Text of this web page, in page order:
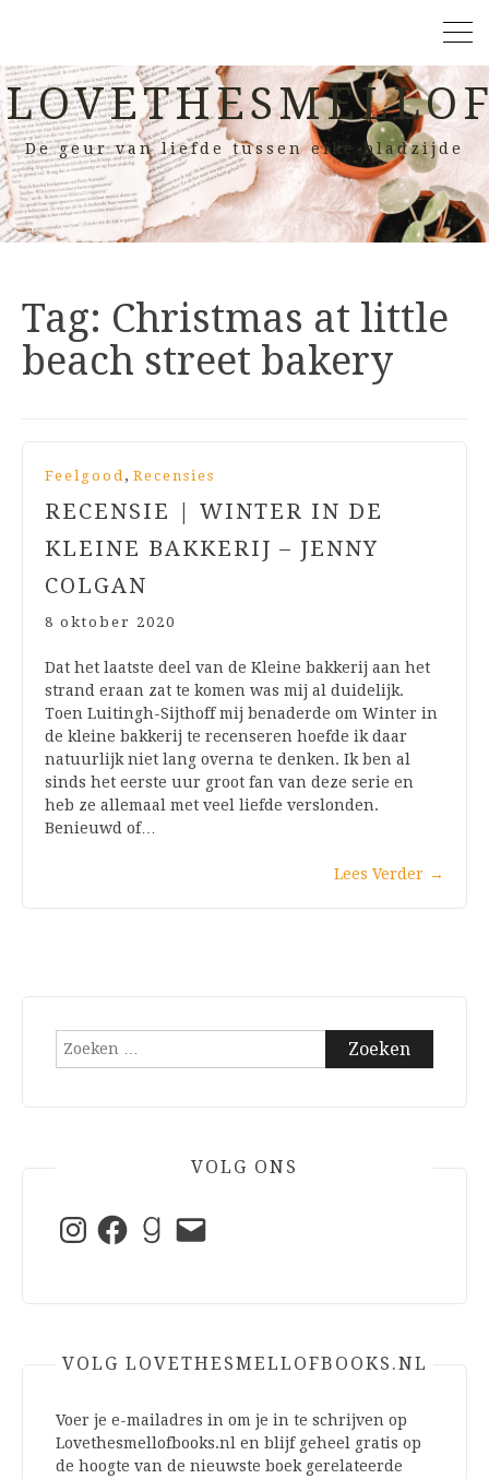
De geur van liefde tussen elke bladzijde
Tag: Christmas at little
beach street bakery
Feelgood, Recensies
RECENSIE | WINTER IN DE
KLEINE BAKKERIJ – JENNY
COLGAN
8 oktober 2020
Dat het laatste deel van de Kleine bakkerij aan het
strand eraan zat te komen was mij al duidelijk.
Toen Luitingh-Sijthoff mij benaderde om Winter in
de kleine bakkerij te recenseren hoefde ik daar
natuurlijk niet lang overna te denken. Ik ben al
sinds het eerste uur groot fan van deze serie en
heb ze allemaal met veel liefde verslonden.
Benieuwd of…
Lees Verder →
Zoeken
VOLG ONS
InstagramFacebookGoodreads
E-
mail
VOLG LOVETHESMELLOFBOOKS.NL
Voer je e-mailadres in om je in te schrijven op
Lovethesmellofbooks.nl en blijf geheel gratis op
de hoogte van de nieuwste boek gerelateerde